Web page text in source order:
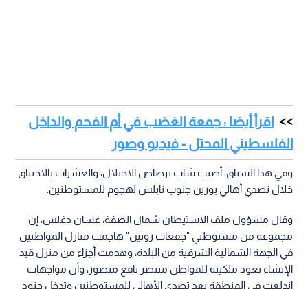
اقرأ أيضا : جمعة الغضب في أم الفحم والداخل
الفلسطيني المحتل - فيديو وصور
وفي هذا السياق، أصيب شاب برصاص الاحتلال، والعشرات بالاختناق
خلال تصدي أهالي بورين جنوب نابلس لهجوم للمستوطنين.
وقال مسؤول ملف الاستيطان شمال الضفة، غسان دغلس، إن
مجموعة من مستوطني "جفعات رونين" هاجمت منازل المواطنين
في الجهة الشمالية الشرقية من البلدة، وهدمت أجزاء من منزل قيد
الإنشاء تعود ملكيته للمواطن منتصر نافع منصور، وأن مواجهات
اندلعت في المنطقة بعد تصدي الأهالي للمستوطنين وتدخل جنود